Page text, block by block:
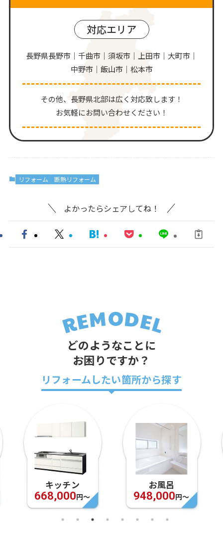
対応エリア
長野県長野市｜千曲市｜須坂市｜上田市｜大町市｜
中野市｜飯山市｜松本市
その他、⻑野県北部は広く対応致します！
お気軽にお問い合わせください！
リフォーム 断熱リフォーム
よかったらシェアしてね！
どのようなことに
お困りですか？
リフォームしたい箇所から探す
キッチン
668,000円〜
お風呂
948,000円〜